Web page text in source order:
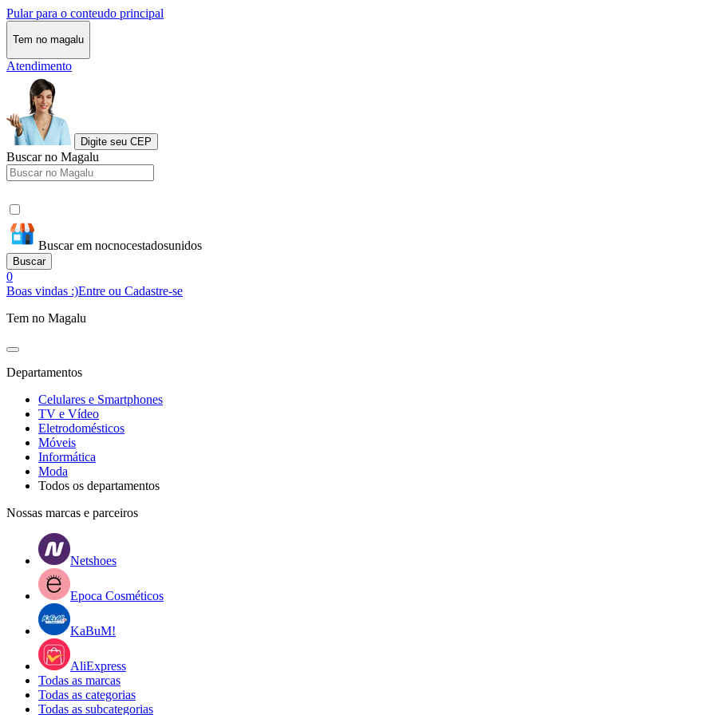
Pular para o conteudo principal
Tem no magalu
Atendimento
Digite seu CEP
Buscar no Magalu
Buscar em nocnocestadosunidos
Buscar
0
Boas vindas :)Entre ou Cadastre-se
Tem no Magalu
Departamentos
Celulares e Smartphones
TV e Vídeo
Eletrodomésticos
Móveis
Informática
Moda
Todos os departamentos
Nossas marcas e parceiros
Netshoes
Epoca Cosméticos
KaBuM!
AliExpress
Todas as marcas
Todas as categorias
Todas as subcategorias